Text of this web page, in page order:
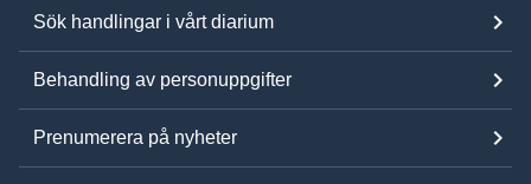
Sök handlingar i vårt diarium
Behandling av personuppgifter
Prenumerera på nyheter